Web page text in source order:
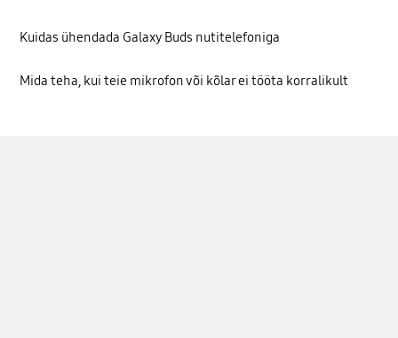
Kuidas ühendada Galaxy Buds nutitelefoniga
Mida teha, kui teie mikrofon või kõlar ei tööta korralikult